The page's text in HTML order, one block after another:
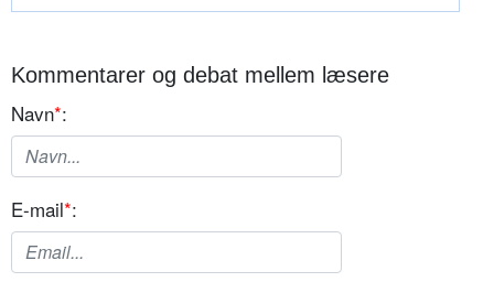
Kommentarer og debat mellem læsere
Navn*:
E-mail*: